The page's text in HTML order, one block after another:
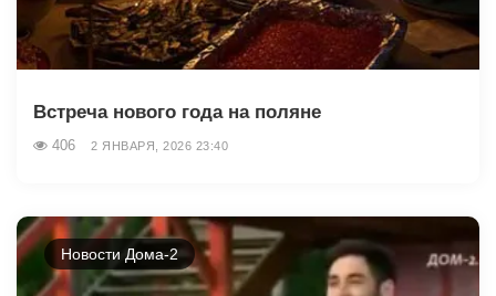
Встреча нового года на поляне
406 2 ЯНВАРЯ, 2026 23:40
Новости Дома-2